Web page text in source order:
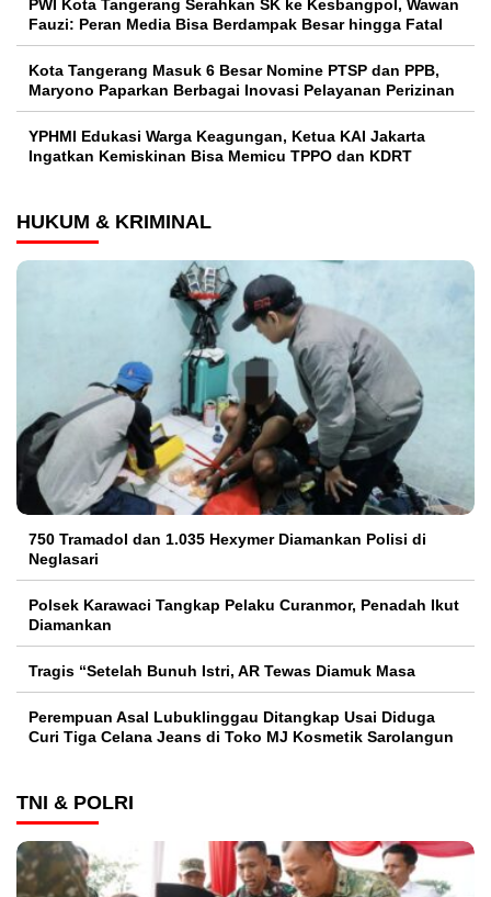
PWI Kota Tangerang Serahkan SK ke Kesbangpol, Wawan
Fauzi: Peran Media Bisa Berdampak Besar hingga Fatal
Kota Tangerang Masuk 6 Besar Nomine PTSP dan PPB,
Maryono Paparkan Berbagai Inovasi Pelayanan Perizinan
YPHMI Edukasi Warga Keagungan, Ketua KAI Jakarta
Ingatkan Kemiskinan Bisa Memicu TPPO dan KDRT
HUKUM & KRIMINAL
750 Tramadol dan 1.035 Hexymer Diamankan Polisi di
Neglasari
Polsek Karawaci Tangkap Pelaku Curanmor, Penadah Ikut
Diamankan
Tragis “Setelah Bunuh Istri, AR Tewas Diamuk Masa
Perempuan Asal Lubuklinggau Ditangkap Usai Diduga
Curi Tiga Celana Jeans di Toko MJ Kosmetik Sarolangun
TNI & POLRI